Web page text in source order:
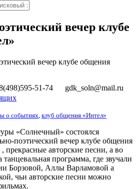
вечер клубе
вечер клубе общения
51-74
gdk_soln@mail.ru
о событиях клуб общения «Интел»
«Солнечный» состоялся
поэтический вечер клубе общения
прекрасные авторские песни, а во
программа, где звучали
Борзовой, Аллы Варламовой а
чьи авторские песни можно